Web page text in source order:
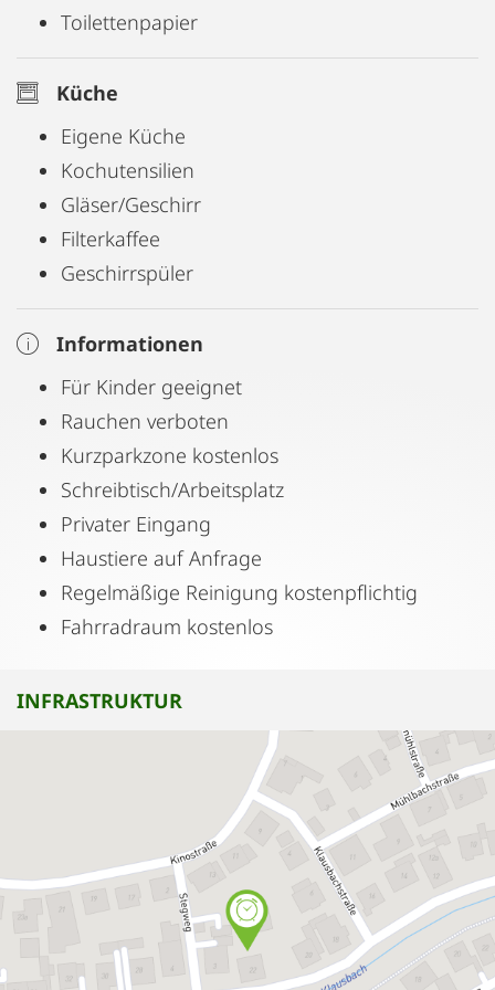
Toilettenpapier
Küche
Eigene Küche
Kochutensilien
Gläser/Geschirr
Filterkaffee
Geschirrspüler
Informationen
Für Kinder geeignet
Rauchen verboten
Kurzparkzone kostenlos
Schreibtisch/Arbeitsplatz
Privater Eingang
Haustiere auf Anfrage
Regelmäßige Reinigung kostenpflichtig
Fahrradraum kostenlos
INFRASTRUKTUR